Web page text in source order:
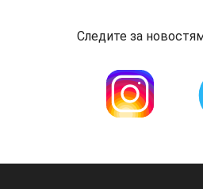
Следите за